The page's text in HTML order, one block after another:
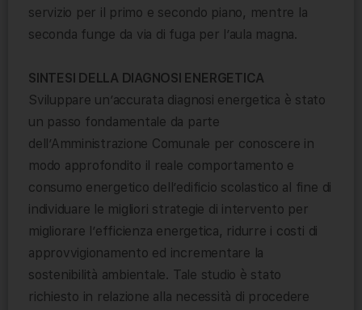
servizio per il primo e secondo piano, mentre la
seconda funge da via di fuga per l’aula magna.
SINTESI DELLA DIAGNOSI ENERGETICA
Sviluppare un’accurata diagnosi energetica è stato
un passo fondamentale da parte
dell’Amministrazione Comunale per conoscere in
modo approfondito il reale comportamento e
consumo energetico dell’edificio scolastico al fine di
individuare le migliori strategie di intervento per
migliorare l’efficienza energetica, ridurre i costi di
approvvigionamento ed incrementare la
sostenibilità ambientale. Tale studio è stato
richiesto in relazione alla necessità di procedere